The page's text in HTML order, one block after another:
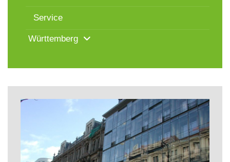
Service
Württemberg